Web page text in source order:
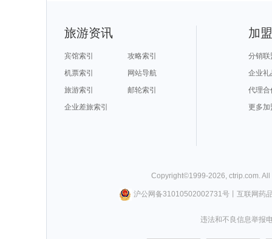
旅游资讯
宾馆索引
攻略索引
机票索引
网站导航
旅游索引
邮轮索引
企业差旅索引
加
分销联
企业礼
代理合
更多加
Copyright©1999-2026 ctrip.com .
沪公网备31010502002731号丨 互联网药
违法和不良信息举报